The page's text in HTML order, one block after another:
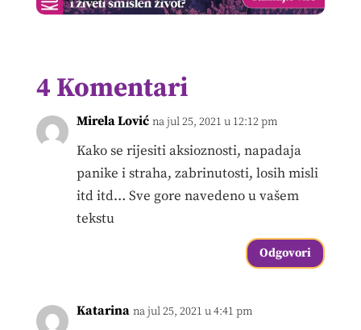
4 Komentari
Mirela Lović na jul 25, 2021 u 12:12 pm
Kako se rijesiti aksioznosti, napadaja
panike i straha, zabrinutosti, losih misli
itd itd… Sve gore navedeno u vašem
tekstu
Odgovori
Katarina na jul 25, 2021 u 4:41 pm